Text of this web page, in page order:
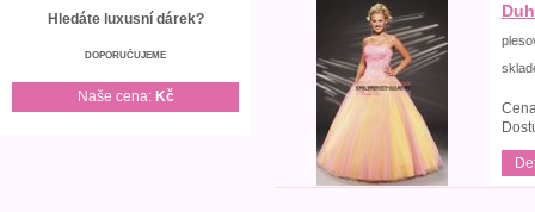
Hledáte luxusní dárek?
DOPORUČUJEME
Naše cena: Kč